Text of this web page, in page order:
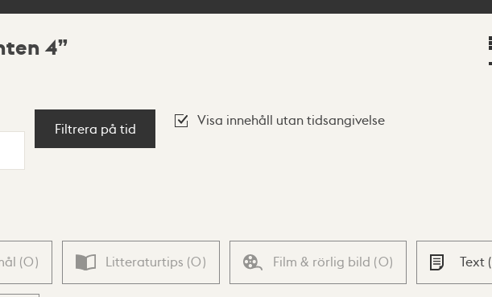
4
Filtrera på tid
Visa innehåll utan tidsangivelse
(0) Litteraturtips (0) Film & rörlig bild (0) Text (